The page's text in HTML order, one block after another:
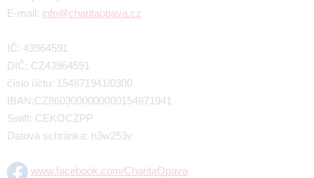
E-mail: info@charitaopava.cz
IČ: 43964591
DIČ: CZ43964591
číslo účtu: 154871941/0300
IBAN:CZ8603000000000154871941
Swift: CEKOCZPP
Datová schránka: h3w253v
www.facebook.com/CharitaOpava